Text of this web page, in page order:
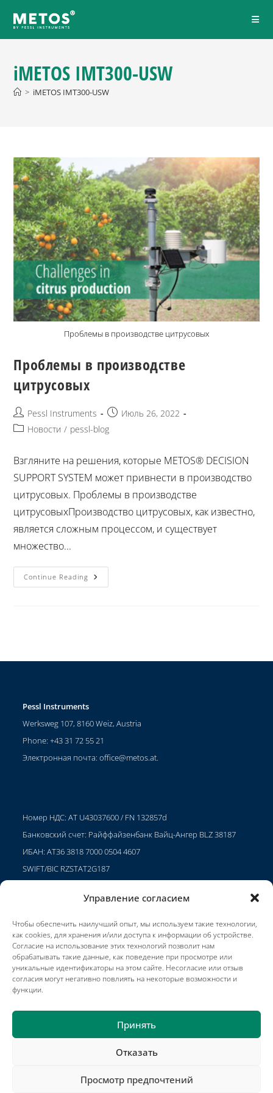
Управление согласием
Чтобы обеспечить наилучший опыт, мы используем такие технологии,
как cookies, для хранения и/или доступа к информации об устройстве.
Согласие на использование этих технологий позволит нам
обрабатывать такие данные, как поведение при просмотре или
уникальные идентификаторы на этом сайте. Несогласие или отзыв
согласия могут негативно повлиять на некоторые возможности и
функции.
Принять
Отказать
Просмотр предпочтений
iMETOS IMT300-USW
> iMETOS IMT300-USW
Проблемы в производстве цитрусовых
Проблемы в производстве
цитрусовых
Pessl Instruments
Июль 26, 2022
Новости / pessl-blog
Взгляните на решения, которые METOS® DECISION
SUPPORT SYSTEM может привнести в производство
цитрусовых. Проблемы в производстве
цитрусовыхПроизводство цитрусовых, как известно,
является сложным процессом, и существует
множество...
Continue Reading
Pessl Instruments
Werksweg 107, 8160 Weiz, Austria
Phone: +43 31 72 55 21
Электронная почта:office@metos.at.
Номер НДС: AT U43037600 / FN 132857d
Банковский счет: Райффайзенбанк Вайц-Ангер BLZ 38187
ИБАН: AT36 3818 7000 0504 4607
SWIFT/BIC RZSTAT2G187
Проекты
Карьера
Условия использования
Impressum
Публикации